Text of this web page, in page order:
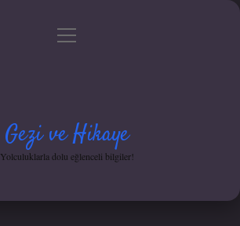
Gizlilik Politikası
menüyü
Gezi ve Hikaye
Yolculuklarla dolu eğlenceli bilgiler!